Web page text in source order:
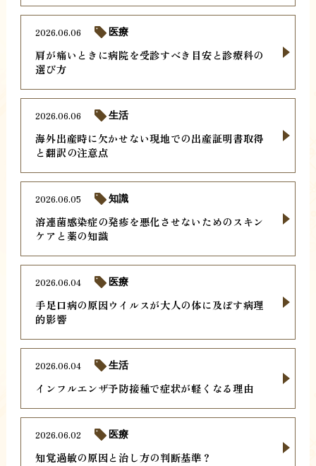
肩が痛いときに病院を受診すべき目安と診療科の
選び方
2026.06.06 医療
海外出産時に欠かせない現地での出産証明書取得
と翻訳の注意点
2026.06.06 生活
溶連菌感染症の発疹を悪化させないためのスキン
ケアと薬の知識
2026.06.05 知識
手足口病の原因ウイルスが大人の体に及ぼす病理
的影響
2026.06.04 医療
インフルエンザ予防接種で症状が軽くなる理由
2026.06.04 生活
知覚過敏の原因と治し方の判断基準？
2026.06.02 医療